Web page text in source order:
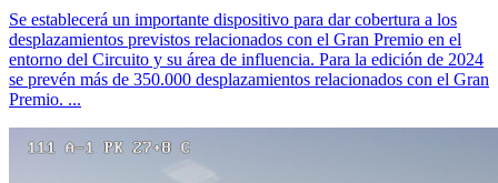
Se establecerá un importante dispositivo para dar cobertura a los
desplazamientos previstos relacionados con el Gran Premio en el
entorno del Circuito y su área de influencia. Para la edición de 2024
se prevén más de 350.000 desplazamientos relacionados con el Gran
Premio. ...